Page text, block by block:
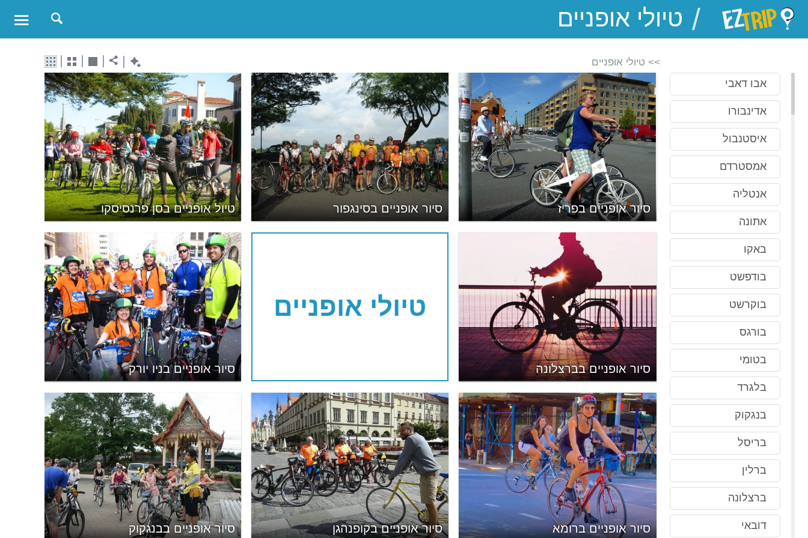
EZTrip
/
אבו דאבי
אדינבורו
איסטנבול
אמסטרדם
אנטליה
אתונה
באקו
בודפשט
בוקרשט
בורגס
בטומי
בלגרד
בנגקוק
בריסל
ברלין
ברצלונה
דובאי
>> טיולי אופניים
טיול אופניים בסן פרנסיסקו סיור אופניים בסינגפור סיור אופניים בפריז
סיור אופניים בניו יורק
טיולי אופניים
סיור אופניים בברצלונה
סיור אופניים בבנגקוק סיור אופניים בקופנהגן סיור אופניים ברומא
בברלין